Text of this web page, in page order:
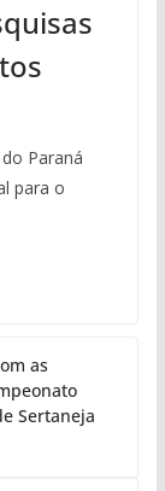
Paraná
para o
as
Sertaneja